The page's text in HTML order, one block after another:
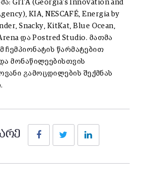
GITA (Georgia’s Innovation and
KIA, NESCAFÉ, Energia by
Snacky, KitKat, Blue Ocean,
და Postred Studio. მათმა
ჩემპიონატის წარმატებით
მონაწილეებისთვის
გამოცდილების შექმნას
FacebookTwitter